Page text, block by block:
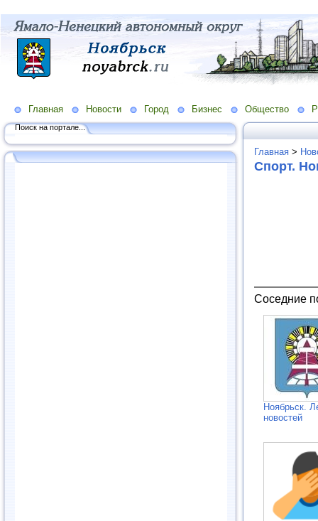
Главная Новости Город Бизнес Общество
Поиск на портале...
Главная >
Спорт.
Соседние
Ноябрьск.
новостей